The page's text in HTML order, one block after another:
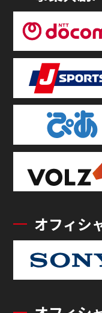
オフィシ